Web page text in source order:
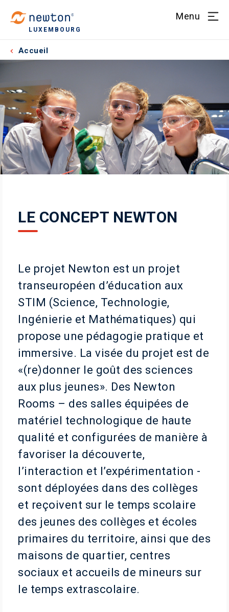
LUXEMBOURG
Menu
Accueil
LE CONCEPT NEWTON
Le projet Newton est un projet
transeuropéen d’éducation aux
STIM (Science, Technologie,
Ingénierie et Mathématiques) qui
propose une pédagogie pratique et
immersive. La visée du projet est de
«(re)donner le goût des sciences
aux plus jeunes». Des Newton
Rooms – des salles équipées de
matériel technologique de haute
qualité et configurées de manière à
favoriser la découverte,
l’interaction et l’expérimentation -
sont déployées dans des collèges
et reçoivent sur le temps scolaire
des jeunes des collèges et écoles
primaires du territoire, ainsi que des
maisons de quartier, centres
sociaux et accueils de mineurs sur
le temps extrascolaire.